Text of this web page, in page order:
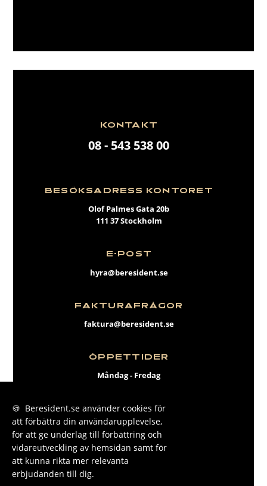
KONTAKT
08 - 543 538 00
BESÖKSADRESS KONTORET
Olof Palmes Gata 20b
111 37 Stockholm
E-POST
hyra@beresident.se
FAKTURAFRÅGOR
faktura@beresident.se
ÖPPETTIDER
Måndag - Fredag
FACEBOOK
INSTAGRAM
🍪 Beresident.se använder cookies för
att förbättra din användarupplevelse,
för att ge underlag till förbättring och
vidareutveckling av hemsidan samt för
att kunna rikta mer relevanta
erbjudanden till dig.